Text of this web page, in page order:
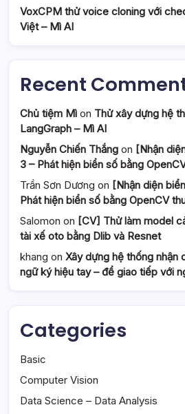
VoxCPM thử voice cloning với
Việt – Mì AI
Recent
Chủ tiệm Mì on Thử xây dựng hệ
LangGraph – Mì AI
Nguyễn Chiến Thắng on [Nhận
3 – Phát hiện biển số bằng
Trần Sơn Dương on [Nhận diện
Phát hiện biển số bằng OpenCV
Salomon on [CV] Thử làm model
tài xế oto bằng Dlib và Resnet
khang on Xây dựng hệ thống nhận
ngữ ký hiệu tay – để giao tiếp với
Categories
Basic
Computer Vision
Data Science – Data Analysis